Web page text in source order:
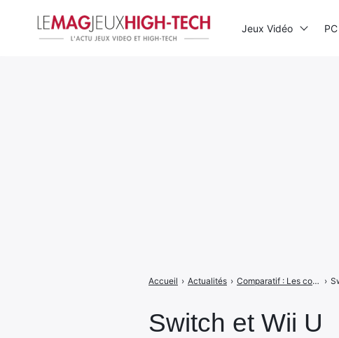
Switch et Wii U
Accueil › Actualités › Comparatif : Les consoles Switch et Wii U opposées en images ›
Jeux Vidéo